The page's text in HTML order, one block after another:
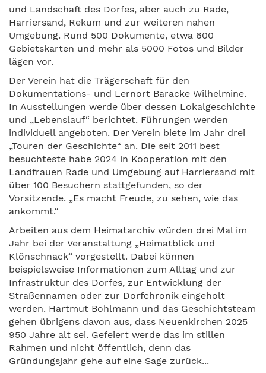
und Landschaft des Dorfes, aber auch zu Rade,
Harriersand, Rekum und zur weiteren nahen
Umgebung. Rund 500 Dokumente, etwa 600
Gebietskarten und mehr als 5000 Fotos und Bilder
lägen vor.
Der Verein hat die Trägerschaft für den
Dokumentations- und Lernort Baracke Wilhelmine.
In Ausstellungen werde über dessen Lokalgeschichte
und „Lebenslauf“ berichtet. Führungen werden
individuell angeboten. Der Verein biete im Jahr drei
„Touren der Geschichte“ an. Die seit 2011 best
besuchteste habe 2024 in Kooperation mit den
Landfrauen Rade und Umgebung auf Harriersand mit
über 100 Besuchern stattgefunden, so der
Vorsitzende. „Es macht Freude, zu sehen, wie das
ankommt.“
Arbeiten aus dem Heimatarchiv würden drei Mal im
Jahr bei der Veranstaltung „Heimatblick und
Klönschnack“ vorgestellt. Dabei können
beispielsweise Informationen zum Alltag und zur
Infrastruktur des Dorfes, zur Entwicklung der
Straßennamen oder zur Dorfchronik eingeholt
werden. Hartmut Bohlmann und das Geschichtsteam
gehen übrigens davon aus, dass Neuenkirchen 2025
950 Jahre alt sei. Gefeiert werde das im stillen
Rahmen und nicht öffentlich, denn das
Gründungsjahr gehe auf eine Sage zurück...